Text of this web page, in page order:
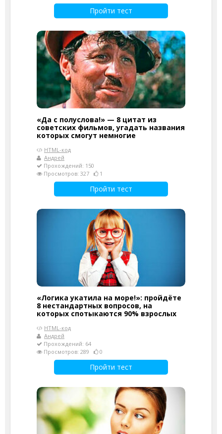
Пройти тест
«Да с полуслова!» — 8 цитат из
советских фильмов, угадать названия
которых смогут немногие
HTML-код
Андрей
Прохождений: 150
Просмотров: 327
1
Пройти тест
«Логика укатила на море!»: пройдёте
8 нестандартных вопросов, на
которых спотыкаются 90% взрослых
HTML-код
Андрей
Прохождений: 64
Просмотров: 289
0
Пройти тест